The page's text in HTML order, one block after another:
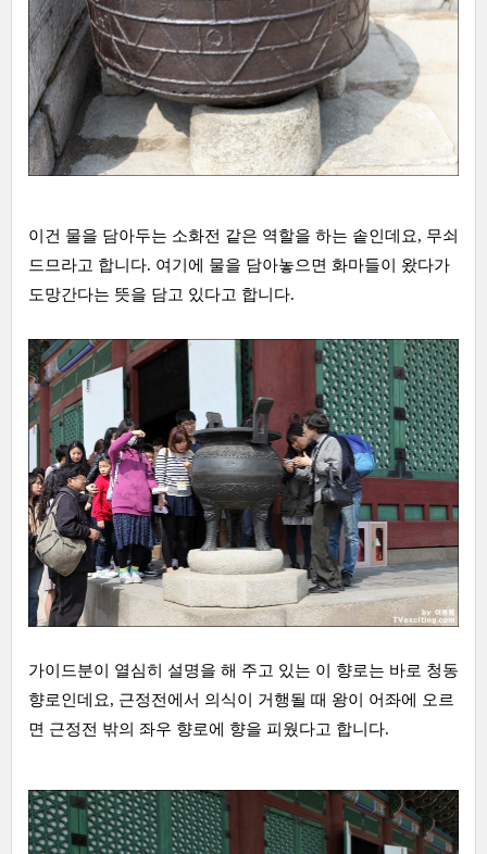
이건 물을 담아두는 소화전 같은 역할을 하는 솥인데요, 무쇠
드므라고 합니다. 여기에 물을 담아놓으면 화마들이 왔다가
도망간다는 뜻을 담고 있다고 합니다.
가이드분이 열심히 설명을 해 주고 있는 이 향로는 바로 청동
향로인데요, 근정전에서 의식이 거행될 때 왕이 어좌에 오르
면 근정전 밖의 좌우 향로에 향을 피웠다고 합니다.